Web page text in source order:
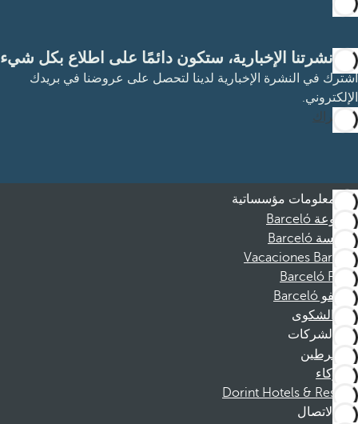
مع نشرتنا الإخبارية، ستكون دائمًا على اطلاع بكل شيء
اشترك في النشرة الإخبارية لدينا لتحصل على عروضنا في بريدك
الإلكتروني.
الاشتراك
معلومات مؤسساتية
مجموعة Barceló
مؤسسة Barceló
Vacaciones Barceló
Barceló Films
موظفو Barceló
قناة الشكوى
الشركات
المنخرطين
الشركاء
Dorint Hotels & Resorts
الاتصال